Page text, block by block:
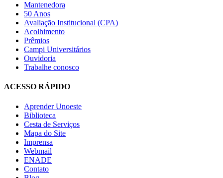
Mantenedora
50 Anos
Avaliação Institucional (CPA)
Acolhimento
Prêmios
Campi Universitários
Ouvidoria
Trabalhe conosco
ACESSO RÁPIDO
Aprender Unoeste
Biblioteca
Cesta de Serviços
Mapa do Site
Imprensa
Webmail
ENADE
Contato